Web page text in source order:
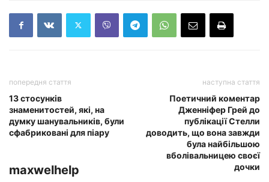
попередня стаття
13 стосунків
знаменитостей, які, на
думку шанувальників, були
сфабриковані для піару
наступна стаття
Поетичний коментар
Дженніфер Грей до
публікації Стелли
доводить, що вона завжди
була найбільшою
вболівальницею своєї
дочки
maxwelhelp